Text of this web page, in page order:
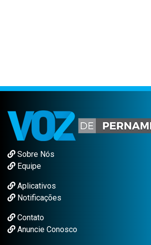
Sobre Nós
Equipe
Aplicativos
Notificações
Contato
Anuncie Conosco